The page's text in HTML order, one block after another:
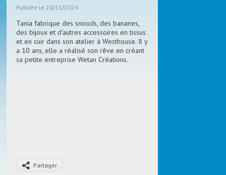
Publiée le 20/11/2024
Tania fabrique des snoods, des bananes,
des bijoux et d'autres accessoires en tissus
et en cuir dans son atelier à Westhouse. Il y
a 10 ans, elle a réalisé son rêve en créant
sa petite entreprise Wetan Créations.
Partager